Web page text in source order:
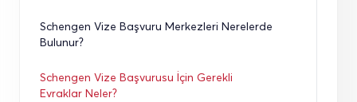
Schengen Vize Başvuru Merkezleri Nerelerde
Bulunur?
Schengen Vize Başvurusu İçin Gerekli
Evraklar Neler?